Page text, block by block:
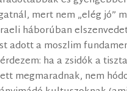
mert nem „elég jó”
háborúban
adott a moszlim
ha a zsidók a
megmaradnak, nem